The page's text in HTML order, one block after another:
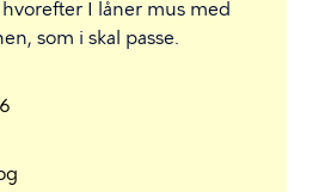
I låner mus med
som i skal passe.
6